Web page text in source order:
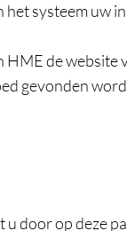
systeem uw
de
gevonden
op deze